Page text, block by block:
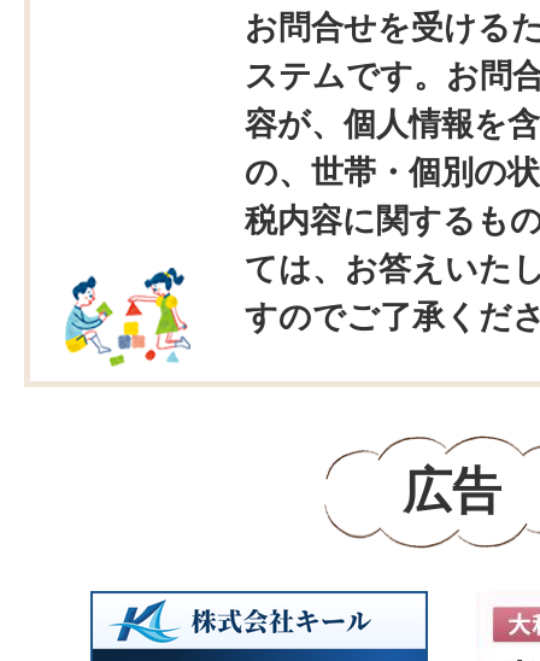
お問合せを受ける
ステムです。お問
容が、個人情報を
の、世帯・個別の
税内容に関するも
ては、お答えいた
すのでご了承くだ
広告